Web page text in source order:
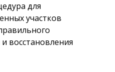
для
участков
восстановления